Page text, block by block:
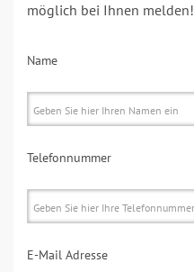
möglich bei Ihnen melden!
Name
Telefonnummer
E-Mail Adresse